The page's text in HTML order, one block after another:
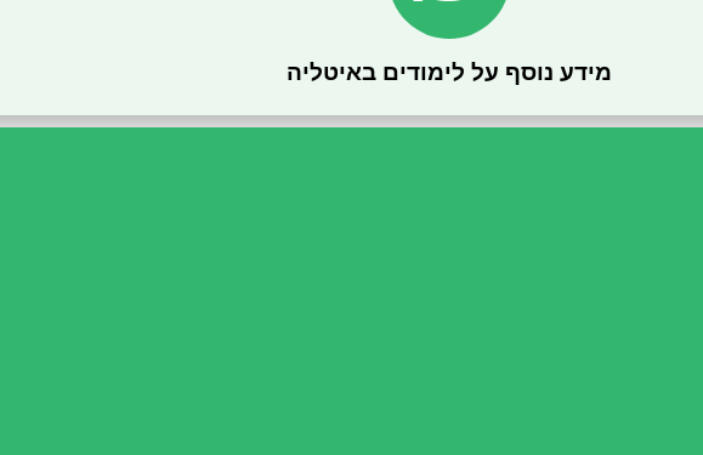
מידע נוסף על לימודים באיטליה